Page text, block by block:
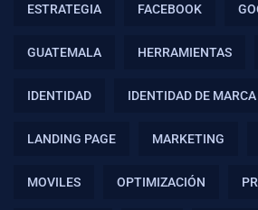
ESTRATEGIA FACEBOOK
GUATEMALA HERRAMIENTAS
IDENTIDAD IDENTIDAD DE MARCA
LANDING PAGE MARKETING
MOVILES OPTIMIZACIÓN